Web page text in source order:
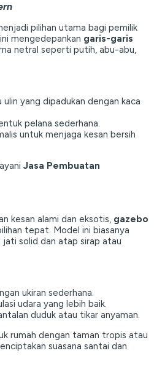
pilihan utama bagi pemilik
mengedepankan garis-garis
netral seperti putih, abu-abu,
yang dipadukan dengan kaca
pelana sederhana.
untuk menjaga kesan bersih
Jasa Pembuatan
kesan alami dan eksotis, gazebo
tepat. Model ini biasanya
solid dan atap sirap atau
ukiran sederhana.
udara yang lebih baik.
duduk atau tikar anyaman.
rumah dengan taman tropis atau
suasana santai dan